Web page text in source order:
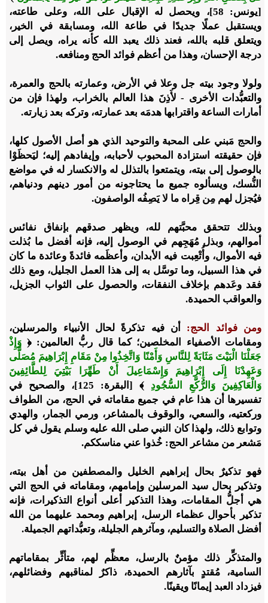
[يونس: 58]
، ويحصل له الإقبال على الله، وعلى طاعته،
ويستقبل عملًا جديدًا في طاعة الله، ومسابقة في الخير،
ويتعلق قلبه بالله، فعند ذلك يعبد الله كأنه يراه، ويصل إلى
درجة الإحسان، وهذا من أعظم فوائد الحج ومنافعه.
ولولا وجود بيته جل وعلا في الأرض، وعمارته بالحج والعمرة،
والتعبُّدات الأخرى - لأَذِنَ هذا العالم بالخراب، ولهذا فإن من
أمارات الساعة واقترابها هدمَه بعد عمارته، وتركه بعد زيارته.
والحج مَبني على المحبة والتوحيد الذي هو أصل الأصول كلها،
فإن حقيقته استزادة المحبوب لأحبابه، وإيفادهم إليه؛ ليَحظَوْا
بالوصول إلى بيته، ويتمتعوا بالتذلل له والانكسار له في مواضع
النُّسك، ويسألوه جميع ما يحتاجونه من أمور دينهم ودنياهم،
فيُجزل لهم مِن قِراه ما لا يَصِفُه الواصفون.
وبذلك تتحقق محبَّتهم لله، ويظهر صدقهم بإنفاق نفائس
أموالهم، وبذل مُهَجِهم في الوصول إليه، فإنه أفضل ما بُذلت
فيه الأموال، وأُتْعِبت فيه الأبدان، وأعظَمه فائدةً وعائدة ما كان
في هذا السبيل، وما توسَّل به إلى هذا العمل الجليل، ومع ذلك
فقد وعَدهم بإخلاف النفقات، والحصول على الثواب الجزيل،
والعواقب الحميدة.
ومن فوائد الحج:
أن فيه تذكرةً لحال الأنبياء والمرسلين،
ومقامات الأصفياء المخلصين؛ كما قال ربُّ العالمين: ﴿ وَإِذْ
جَعَلْنَا الْبَيْتَ مَثَابَةً لِلنَّاسِ وَأَمْنًا وَاتَّخِذُوا مِنْ مَقَامِ إِبْرَاهِيمَ مُصَلًّى
وَعَهِدْنَا إِلَى إِبْرَاهِيمَ وَإِسْمَاعِيلَ أَنْ طَهِّرَا بَيْتِيَ لِلطَّائِفِينَ
وَالْعَاكِفِينَ وَالرُّكَّعِ السُّجُودِ
﴾ [البقرة: 125]، والصحيح في
تفسيرها أن هذا عام في جميع مقاماته في الحج، من الطواف
وركعتيه، والسعي، والوقوف بالمشاعر، ورمي الجمار، والهدي
وتوابع ذلك، ولهذا كان النبي صلى الله عليه وسلم يقول في كل
مَشعر من مشاعر الحج: خُذوا عني مناسككم.
فهو تذكيرٌ بحال إبراهيم الخليل والمصطفين من أهل بيته،
وتذكير بحال سيد المرسلين وإمامهم، ومقاماته في الحج التي
هي أجلُّ المقامات، وهذا التذكير أعلى أنواع التذكيرات، فإنه
تذكير بأحوال عظماء الرسل، إبراهيم ومحمد عليهما من الله
أفضل الصلاة والتسليم، ومآثرهم الجليلة، وتعبُّداتهم الجميلة.
والمتذكِّر ذلك مؤمنٌ بالرسل، معظِّم لهم، متأثِّر بمقاماتهم
السامية، مُقتدٍ بآثارهم الحميدة، ذاكرٌ لمناقبهم وفضائلهم،
فيزداد العبد إيمانًا ويقينًا.